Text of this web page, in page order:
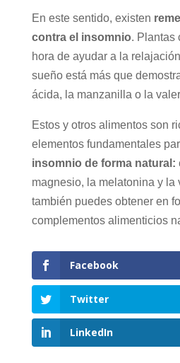
En este sentido, existen
contra el insomnio. Plantas
hora de ayudar a la
sueño está más que
ácida, la manzanilla o la
Estos y otros alimentos son
elementos fundamentales
insomnio de forma natural:
magnesio, la melatonina y la
también puedes obtener en
complementos alimenticios
Facebook
Twitter
LinkedIn